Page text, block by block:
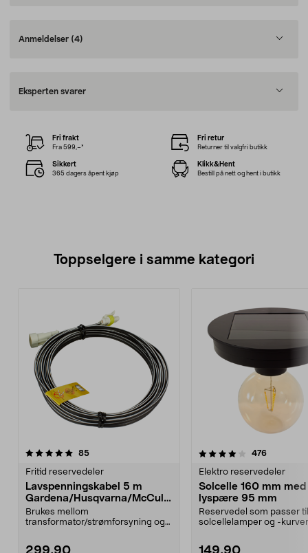
Anmeldelser (4)
Eksperten svarer
Fri frakt
Fra 599,–*
Fri retur
Returner til valgfri butikk
Sikkert
365 dagers åpent kjøp
Klikk&Hent
Bestill på nett og hent i butikk
Toppselgere i samme kategori
85anmeldelser
Fritid reservedeler
Lavspenningskabel 5 m
Gardena/Husqvarna/McCullo
ch/Flymo
Brukes mellom
transformator/strømforsyning og
4.0 av 5 stjerner 476
Elektro reservedeler
Solcelle 160 mm med
lyspære 95 mm
Reservedel som passer
solcellelamper og -
4.5 av 5 stjerner